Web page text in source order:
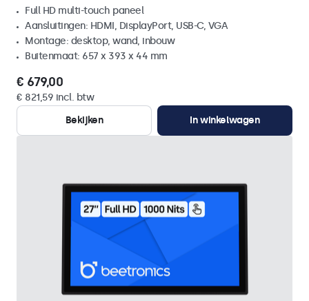
Full HD multi-touch paneel
Aansluitingen: HDMI, DisplayPort, USB-C, VGA
Montage: desktop, wand, inbouw
Buitenmaat: 657 x 393 x 44 mm
€ 679,00
€ 821,59 incl. btw
Bekijken
In winkelwagen